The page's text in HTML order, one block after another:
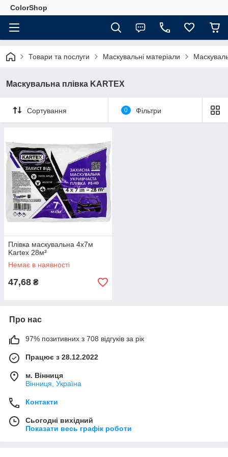
ColorShop
Товари та послуги Маскувальні матеріали
Маскувальна плівка KARTEX
Сортування 0 Фільтри
Плівка маскувальна 4x7м
Kartex 28м²
Немає в наявності
47,68 ₴
Про нас
97% позитивних з 708 відгуків за рік
Працює з 28.12.2022
м. Вінниця
Вінниця, Україна
Контакти
Сьогодні вихідний
Показати весь графік роботи